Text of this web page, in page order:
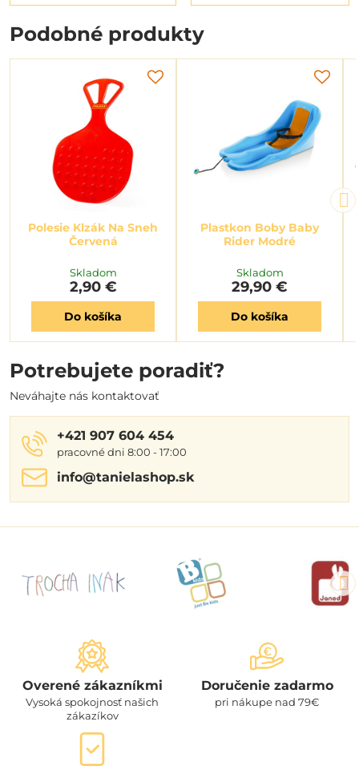
Podobné produkty
Polesie Klzák Na Sneh
Červená
Skladom
2,90 €
Do košíka
Plastkon Boby Baby
Rider Modré
Skladom
29,90 €
Do košíka
Potrebujete poradiť?
Neváhajte nás kontaktovať
+421 907 604 454
pracovné dni 8:00 - 17:00
info​@tanielashop​.sk
Overené zákazníkmi
Vysoká spokojnosť našich
zákazíkov
Doručenie zadarmo
pri nákupe nad 79€